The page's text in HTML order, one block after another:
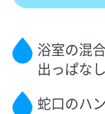
浴室の混
出っぱなし
蛇口のハ